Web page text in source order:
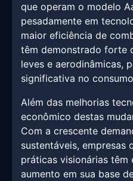
que operam o modelo
pesadamente em
maior eficiência de
têm demonstrado forte
leves e aerodinâmicas,
significativa no
Além das melhorias
econômico destas
Com a crescente
sustentáveis, empresas
práticas visionárias têm
aumento em sua base